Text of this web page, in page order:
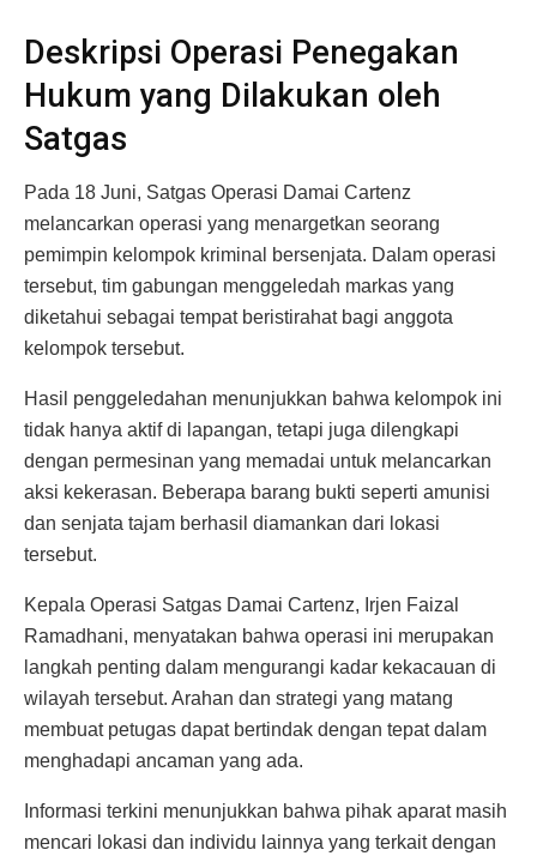
Deskripsi Operasi Penegakan
Hukum yang Dilakukan oleh
Satgas
Pada 18 Juni, Satgas Operasi Damai Cartenz
melancarkan operasi yang menargetkan seorang
pemimpin kelompok kriminal bersenjata. Dalam operasi
tersebut, tim gabungan menggeledah markas yang
diketahui sebagai tempat beristirahat bagi anggota
kelompok tersebut.
Hasil penggeledahan menunjukkan bahwa kelompok ini
tidak hanya aktif di lapangan, tetapi juga dilengkapi
dengan permesinan yang memadai untuk melancarkan
aksi kekerasan. Beberapa barang bukti seperti amunisi
dan senjata tajam berhasil diamankan dari lokasi
tersebut.
Kepala Operasi Satgas Damai Cartenz, Irjen Faizal
Ramadhani, menyatakan bahwa operasi ini merupakan
langkah penting dalam mengurangi kadar kekacauan di
wilayah tersebut. Arahan dan strategi yang matang
membuat petugas dapat bertindak dengan tepat dalam
menghadapi ancaman yang ada.
Informasi terkini menunjukkan bahwa pihak aparat masih
mencari lokasi dan individu lainnya yang terkait dengan